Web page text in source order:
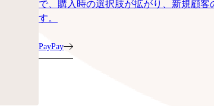
で、購入時の選択肢が拡がり、新規顧
す。
PayPay